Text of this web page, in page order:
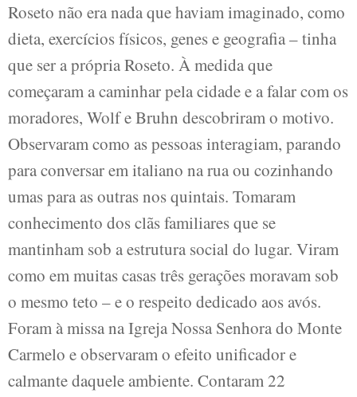
Roseto não era nada que haviam imaginado, como
dieta, exercícios físicos, genes e geografia – tinha
que ser a própria Roseto. À medida que
começaram a caminhar pela cidade e a falar com os
moradores, Wolf e Bruhn descobriram o motivo.
Observaram como as pessoas interagiam, parando
para conversar em italiano na rua ou cozinhando
umas para as outras nos quintais. Tomaram
conhecimento dos clãs familiares que se
mantinham sob a estrutura social do lugar. Viram
como em muitas casas três gerações moravam sob
o mesmo teto – e o respeito dedicado aos avós.
Foram à missa na Igreja Nossa Senhora do Monte
Carmelo e observaram o efeito unificador e
calmante daquele ambiente. Contaram 22